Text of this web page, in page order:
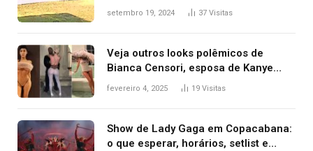
durante confusão no trânsito
setembro 19, 2024 37 Visitas
Veja outros looks polêmicos de
Bianca Censori, esposa de Kanye
West que apareceu nua no Grammy
fevereiro 4, 2025 19 Visitas
Show de Lady Gaga em Copacabana:
o que esperar, horários, setlist e